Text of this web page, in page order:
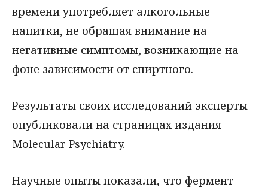
времени употребляет алкогольные
напитки, не обращая внимание на
негативные симптомы, возникающие на
фоне зависимости от спиртного.
Результаты своих исследований эксперты
опубликовали на страницах издания
Molecular Psychiatry.
Научные опыты показали, что фермент